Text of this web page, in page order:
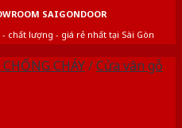
SAIGONDOOR
chất lượng - giá rẻ nhất tại Sài Gòn
CHÁY/Cửa vân gỗ